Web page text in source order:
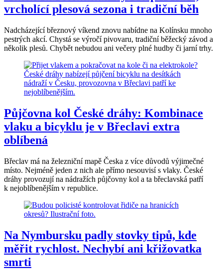
vrcholící plesová sezona i tradiční běh
Nadcházející březnový víkend znovu nabídne na Kolínsku mnoho
pestrých akcí. Chystá se výročí pivovaru, tradiční běžecký závod a
několik plesů. Chybět nebudou ani večery plné hudby či jarní trhy.
Půjčovna kol České dráhy: Kombinace
vlaku a bicyklu je v Břeclavi extra
oblíbená
Břeclav má na železniční mapě Česka z více důvodů výjimečné
místo. Nejméně jeden z nich ale přímo nesouvisí s vlaky. České
dráhy provozují na nádražích půjčovny kol a ta břeclavská patří
k nejoblíbenějším v republice.
Na Nymbursku padly stovky tipů, kde
měřit rychlost. Nechybí ani křižovatka
smrti